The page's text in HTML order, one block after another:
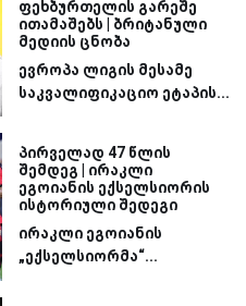
ფეხბურთელის გარეშე
ითამაშებს | ბრიტანული
მედიის ცნობა
ევროპა ლიგის მესამე
საკვალიფიკაციო ეტაპის...
პირველად 47 წლის
შემდეგ | ირაკლი
ეგოიანის ექსელსიორის
ისტორიული შედეგი
ირაკლი ეგოიანის
„ექსელსიორმა“...